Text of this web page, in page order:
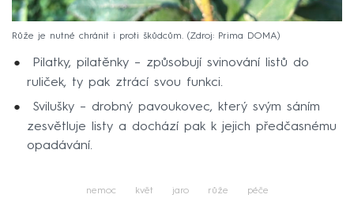
Růže je nutné chránit i proti škůdcům. Zdroj: Prima DOMA
Pilatky, pilatěnky – způsobují svinování listů do
ruliček, ty pak ztrácí svou funkci.
Svilušky – drobný pavoukovec, který svým sáním
zesvětluje listy a dochází pak k jejich předčasnému
opadávání.
nemoc květ jaro růže péče